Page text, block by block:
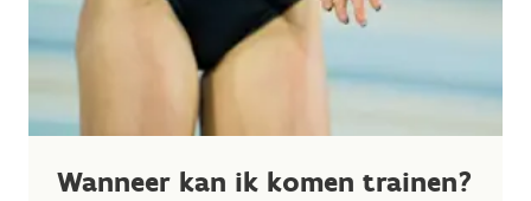
Wanneer kan ik komen trainen?